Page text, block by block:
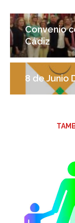
Convenio
Cádiz
8 de Junio